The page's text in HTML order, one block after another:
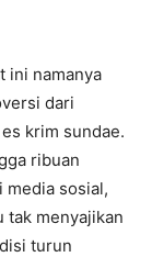
ini namanya
dari
krim sundae.
ribuan
media sosial,
tak menyajikan
turun